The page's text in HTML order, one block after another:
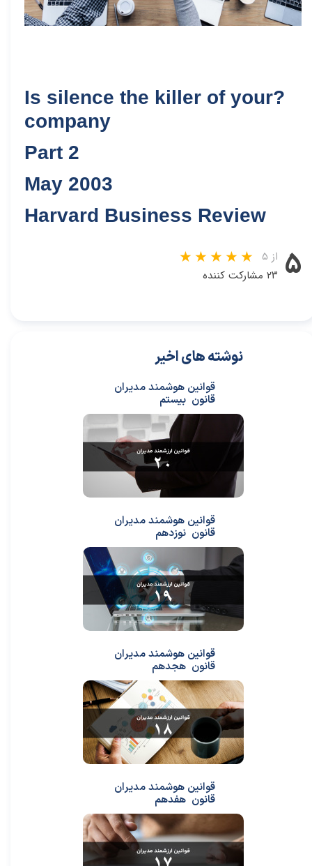
?Is silence the killer of your
company
Part 2
2003 May
Harvard Business Review
۵ از ۵
۲۳ مشارکت کننده
قوانین هوشمند مدیران
قانون بیستم
قوانین هوشمند مدیران
قانون نوزدهم
قوانین هوشمند مدیران
قانون هجدهم
قوانین هوشمند مدیران
قانون هفدهم
نوشته های اخیر